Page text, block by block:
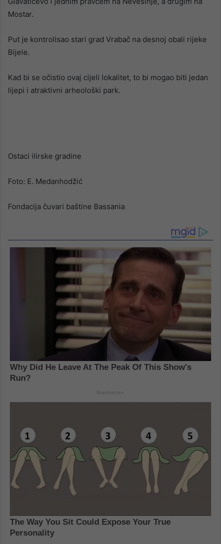
Mostar.
Put je kontrolisao stari grad Vrabač na desnoj obali rijeke
Bijele.
Kad bi se očistio ovaj cijeli lokalitet, to bi mogao biti jedan
lijepi i atraktivni arheološki park.
Ostaci ilirske gradine
Foto: E. Medanhodžić
Fondacija čuvari baštine Bassania